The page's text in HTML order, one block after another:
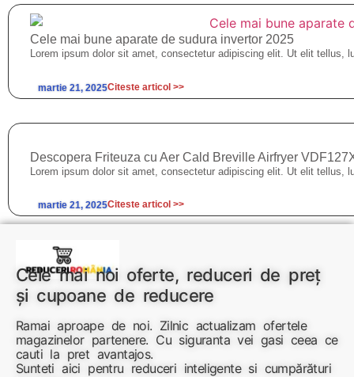
Cele mai bune aparate de sudura invertor 2025
Lorem ipsum dolor sit amet, consectetur adipiscing elit. Ut elit tellus,
martie 21, 2025Citeste articol >>
Descopera Friteuza cu Aer Cald Breville Airfryer
Lorem ipsum dolor sit amet, consectetur adipiscing elit. Ut elit tellus,
martie 21, 2025Citeste articol >>
Cele mai noi oferte, reduceri de preț
și cupoane de reducere
Ramai aproape de noi. Zilnic actualizam ofertele
magazinelor partenere. Cu siguranta vei gasi ceea ce
cauti la pret avantajos.
Sunteti aici pentru reduceri inteligente si cumpărături